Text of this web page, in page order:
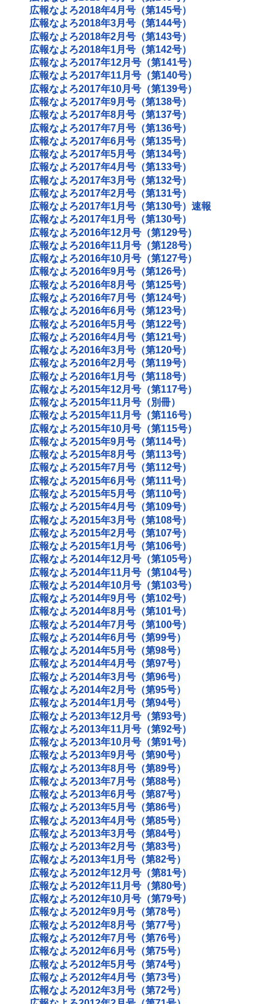
広報なよろ2018年4月号（第145号）
広報なよろ2018年3月号（第144号）
広報なよろ2018年2月号（第143号）
広報なよろ2018年1月号（第142号）
広報なよろ2017年12月号（第141号）
広報なよろ2017年11月号（第140号）
広報なよろ2017年10月号（第139号）
広報なよろ2017年9月号（第138号）
広報なよろ2017年8月号（第137号）
広報なよろ2017年7月号（第136号）
広報なよろ2017年6月号（第135号）
広報なよろ2017年5月号（第134号）
広報なよろ2017年4月号（第133号）
広報なよろ2017年3月号（第132号）
広報なよろ2017年2月号（第131号）
広報なよろ2017年1月号（第130号）速報
広報なよろ2017年1月号（第130号）
広報なよろ2016年12月号（第129号）
広報なよろ2016年11月号（第128号）
広報なよろ2016年10月号（第127号）
広報なよろ2016年9月号（第126号）
広報なよろ2016年8月号（第125号）
広報なよろ2016年7月号（第124号）
広報なよろ2016年6月号（第123号）
広報なよろ2016年5月号（第122号）
広報なよろ2016年4月号（第121号）
広報なよろ2016年3月号（第120号）
広報なよろ2016年2月号（第119号）
広報なよろ2016年1月号（第118号）
広報なよろ2015年12月号（第117号）
広報なよろ2015年11月号（別冊）
広報なよろ2015年11月号（第116号）
広報なよろ2015年10月号（第115号）
広報なよろ2015年9月号（第114号）
広報なよろ2015年8月号（第113号）
広報なよろ2015年7月号（第112号）
広報なよろ2015年6月号（第111号）
広報なよろ2015年5月号（第110号）
広報なよろ2015年4月号（第109号）
広報なよろ2015年3月号（第108号）
広報なよろ2015年2月号（第107号）
広報なよろ2015年1月号（第106号）
広報なよろ2014年12月号（第105号）
広報なよろ2014年11月号（第104号）
広報なよろ2014年10月号（第103号）
広報なよろ2014年9月号（第102号）
広報なよろ2014年8月号（第101号）
広報なよろ2014年7月号（第100号）
広報なよろ2014年6月号（第99号）
広報なよろ2014年5月号（第98号）
広報なよろ2014年4月号（第97号）
広報なよろ2014年3月号（第96号）
広報なよろ2014年2月号（第95号）
広報なよろ2014年1月号（第94号）
広報なよろ2013年12月号（第93号）
広報なよろ2013年11月号（第92号）
広報なよろ2013年10月号（第91号）
広報なよろ2013年9月号（第90号）
広報なよろ2013年8月号（第89号）
広報なよろ2013年7月号（第88号）
広報なよろ2013年6月号（第87号）
広報なよろ2013年5月号（第86号）
広報なよろ2013年4月号（第85号）
広報なよろ2013年3月号（第84号）
広報なよろ2013年2月号（第83号）
広報なよろ2013年1月号（第82号）
広報なよろ2012年12月号（第81号）
広報なよろ2012年11月号（第80号）
広報なよろ2012年10月号（第79号）
広報なよろ2012年9月号（第78号）
広報なよろ2012年8月号（第77号）
広報なよろ2012年7月号（第76号）
広報なよろ2012年6月号（第75号）
広報なよろ2012年5月号（第74号）
広報なよろ2012年4月号（第73号）
広報なよろ2012年3月号（第72号）